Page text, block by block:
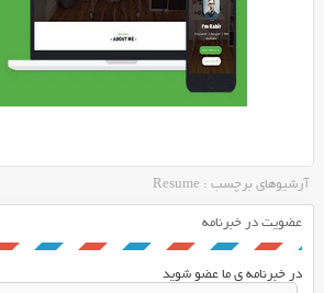
آرشیوهای برچسب : Resume
عضویت در خبرنامه
در خبرنامه ی ما عضو شوید